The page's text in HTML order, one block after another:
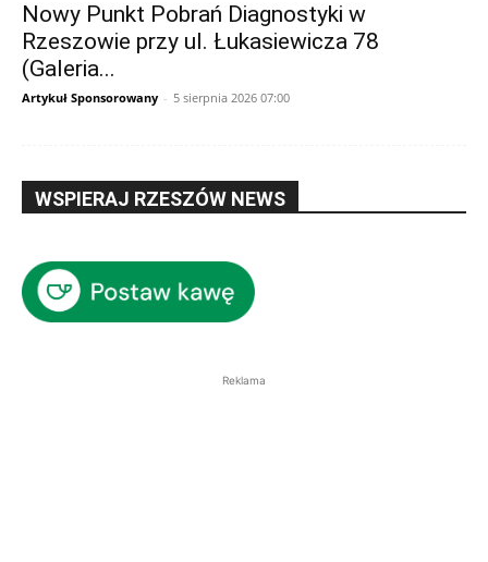
Nowy Punkt Pobrań Diagnostyki w
Rzeszowie przy ul. Łukasiewicza 78
(Galeria...
Artykuł Sponsorowany - 5 sierpnia 2026 07:00
WSPIERAJ RZESZÓW NEWS
Reklama